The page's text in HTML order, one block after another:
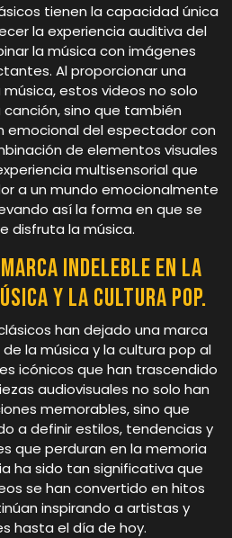
tienen la capacidad única
la experiencia auditiva del
la música con imágenes
Al proporcionar una
estos videos no solo
sino que también
emocional del espectador con
de elementos visuales
multisensorial que
a un mundo emocionalmente
así la forma en que se
disfruta la música.
marca indeleble en la
y la cultura pop.
han dejado una marca
la música y la cultura pop al
icónicos que han trascendido
audiovisuales no solo han
memorables, sino que
a definir estilos, tendencias y
que perduran en la memoria
ha sido tan significativa que
se han convertido en hitos
inspirando a artistas y
hasta el día de hoy.